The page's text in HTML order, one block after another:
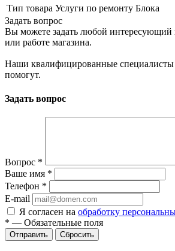
Тип товара Услуги по ремонту Блока
Задать вопрос
Вы можете задать любой интересующий
или работе магазина.
Наши квалифицированные специалисты
помогут.
Задать вопрос
Вопрос *
Ваше имя *
Телефон *
E-mail
Я согласен на обработку
* — Обязательные поля
Сбросить